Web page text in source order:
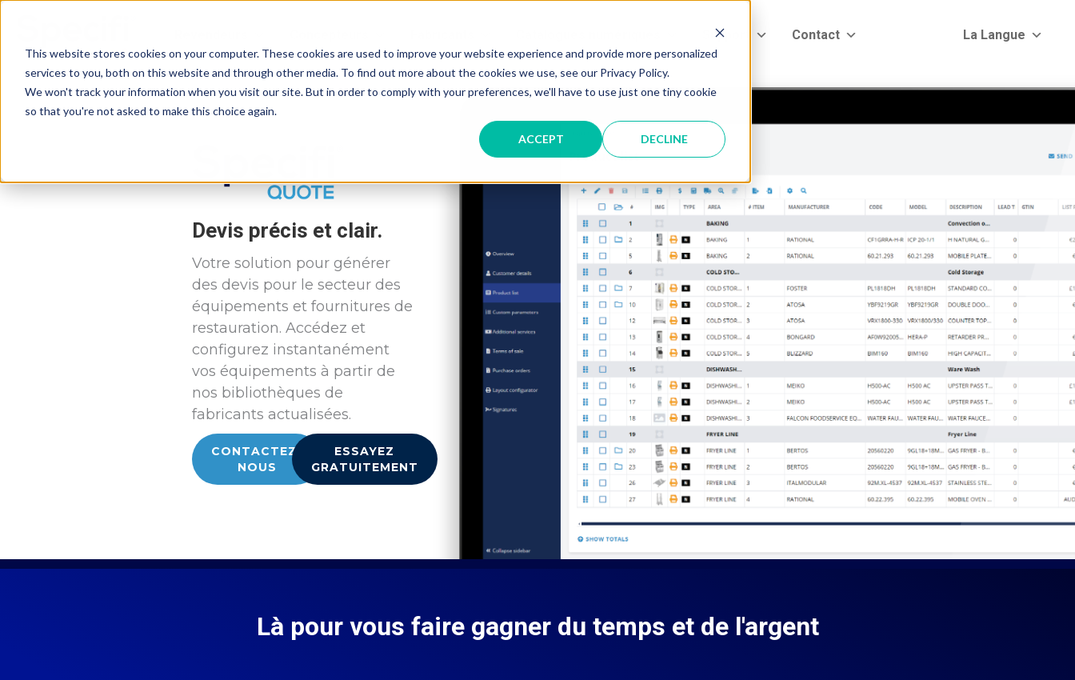
This website stores cookies on your computer. These cookies are used to improve your website experience and provide more personalized
services to you, both on this website and through other media. To find out more about the cookies we use, see our Privacy Policy.
We won't track your information when you visit our site. But in order to comply with your preferences, we'll have to use just one tiny cookie
so that you're not asked to make this choice again.
ACCEPT DECLINE
content
Support Contact La Langue
Devis précis et clair.
Votre solution pour générer
des devis pour le secteur des
équipements et fournitures de
restauration. Accédez et
configurez instantanément
vos équipements à partir de
nos bibliothèques de
fabricants actualisées.
CONTACTEZ-
NOUS
ESSAYEZ
GRATUITEMENT
Là pour vous faire gagner du temps et de l'argent